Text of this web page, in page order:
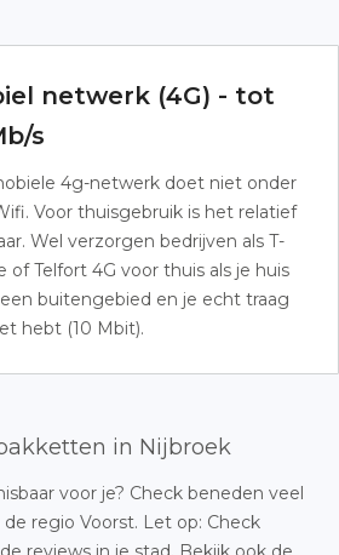
netwerk (4G) - tot
s
4g-netwerk doet niet onder
Voor thuisgebruik is het relatief
Wel verzorgen bedrijven als T-
of Telfort 4G voor thuis als je huis
buitengebied en je echt traag
hebt (10 Mbit).
in Nijbroek
voor je? Check beneden veel
regio Voorst. Let op: Check